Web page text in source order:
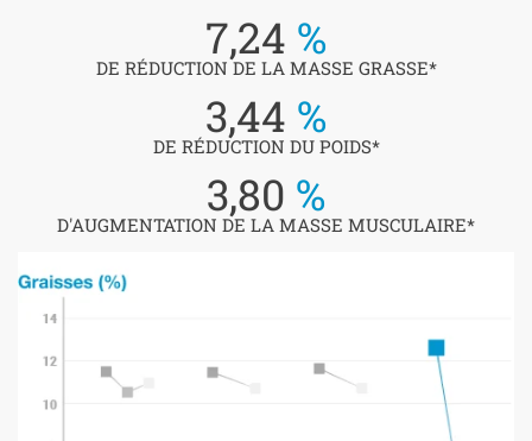
7,24 %
DE RÉDUCTION DE LA MASSE GRASSE*
3,44 %
DE RÉDUCTION DU POIDS*
3,80 %
D'AUGMENTATION DE LA MASSE MUSCULAIRE*